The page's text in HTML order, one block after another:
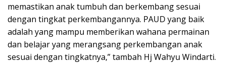
memastikan anak tumbuh dan berkembang sesuai
dengan tingkat perkembangannya. PAUD yang baik
adalah yang mampu memberikan wahana permainan
dan belajar yang merangsang perkembangan anak
sesuai dengan tingkatnya,” tambah Hj Wahyu Windarti.